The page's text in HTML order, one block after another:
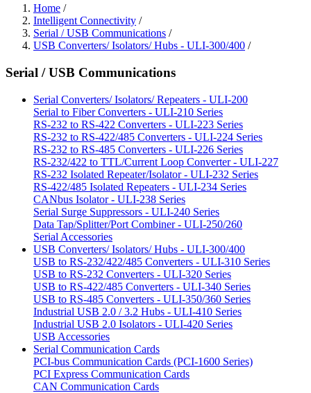
Home /
Intelligent Connectivity /
Serial / USB Communications /
USB Converters/ Isolators/ Hubs - ULI-300/400 /
Serial / USB Communications
Serial Converters/ Isolators/ Repeaters - ULI-200
Serial to Fiber Converters - ULI-210 Series
RS-232 to RS-422 Converters - ULI-223 Series
RS-232 to RS-422/485 Converters - ULI-224 Series
RS-232 to RS-485 Converters - ULI-226 Series
RS-232/422 to TTL/Current Loop Converter - ULI-227
RS-232 Isolated Repeater/Isolator - ULI-232 Series
RS-422/485 Isolated Repeaters - ULI-234 Series
CANbus Isolator - ULI-238 Series
Serial Surge Suppressors - ULI-240 Series
Data Tap/Splitter/Port Combiner - ULI-250/260
Serial Accessories
USB Converters/ Isolators/ Hubs - ULI-300/400
USB to RS-232/422/485 Converters - ULI-310 Series
USB to RS-232 Converters - ULI-320 Series
USB to RS-422/485 Converters - ULI-340 Series
USB to RS-485 Converters - ULI-350/360 Series
Industrial USB 2.0 / 3.2 Hubs - ULI-410 Series
Industrial USB 2.0 Isolators - ULI-420 Series
USB Accessories
Serial Communication Cards
PCI-bus Communication Cards (PCI-1600 Series)
PCI Express Communication Cards
CAN Communication Cards